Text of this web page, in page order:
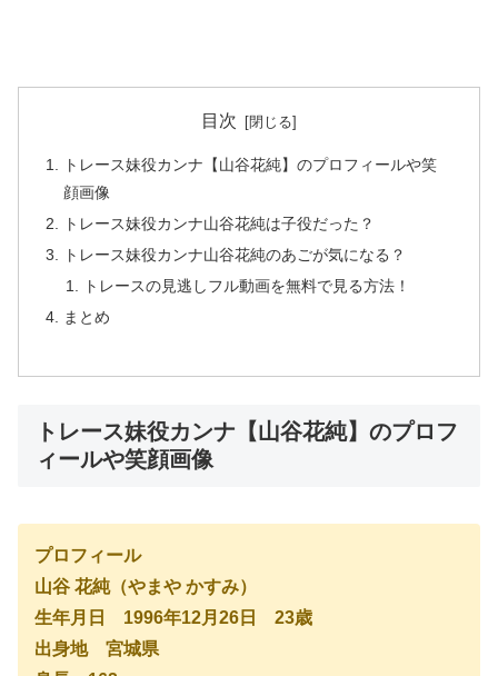
目次
トレース妹役カンナ【山谷花純】のプロフィールや笑
顔画像
トレース妹役カンナ山谷花純は子役だった？
トレース妹役カンナ山谷花純のあごが気になる？
トレースの見逃しフル動画を無料で見る方法！
まとめ
トレース妹役カンナ【山谷花純】のプロフ
ィールや笑顔画像
プロフィール
山谷 花純（やまや かすみ）
生年月日 1996年12月26日 23歳
出身地 宮城県